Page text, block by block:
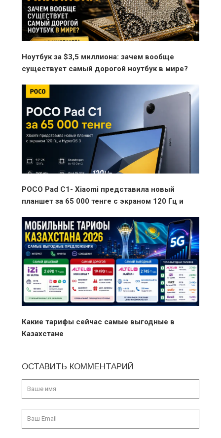
Ноутбук за $3,5 миллиона: зачем вообще
существует самый дорогой ноутбук в мире?
POCO Pad C1- Xiaomi представила новый
планшет за 65 000 тенге с экраном 120 Гц и
Какие тарифы сейчас самые выгодные в
Казахстане
ОСТАВИТЬ КОММЕНТАРИЙ